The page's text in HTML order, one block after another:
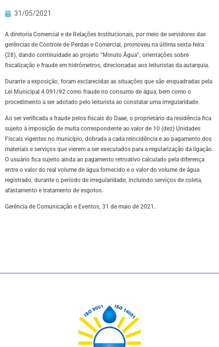
31/05/2021
A diretoria Comercial e de Relações Institucionais, por meio de servidores das
gerências de Controle de Perdas e Comercial, promoveu na última sexta-feira
(28), dando continuidade ao projeto “Minuto Água”, orientações sobre
fiscalização e fraude em hidrômetros, direcionadas aos leituristas da autarquia.
Durante a exposição, foram esclarecidas as situações que são enquadradas pela
Lei Municipal 4.091/92 como fraude no consumo de água, bem como o
procedimento a ser adotado pelo leiturista ao constatar uma irregularidade.
Ao ser verificada a fraude pelos fiscais do Daae, o proprietário da residência fica
sujeito à imposição de multa correspondente ao valor de 10 (dez) Unidades
Fiscais vigentes no município, dobrada a cada reincidência e ao pagamento dos
materiais e serviços que vierem a ser executados para a regularização da ligação.
O usuário fica sujeito ainda ao pagamento retroativo calculado pela diferença
entre o valor do real volume de água fornecido e o valor do volume de água
registrado, durante o período de irregularidade, incluindo serviços de coleta,
afastamento e tratamento de esgotos.
Gerência de Comunicação e Eventos, 31 de maio de 2021.